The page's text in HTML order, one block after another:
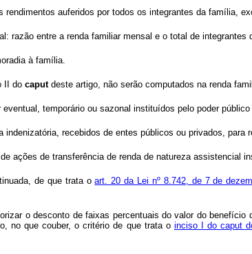
rendimentos auferidos por todos os integrantes da família,
razão entre a renda familiar mensal e o total de integrantes
à família.
II do caputdeste artigo, não serão computados na renda
eventual, temporário ou sazonal instituídos pelo poder
indenizatória, recebidos de entes públicos ou privados,
ações de transferência de renda de natureza assistencial
de que trata oart. 20 da Lei nº 8.742, de 7 de
o desconto de faixas percentuais do valor do
no que couber, o critério de que trata o inciso I do caput